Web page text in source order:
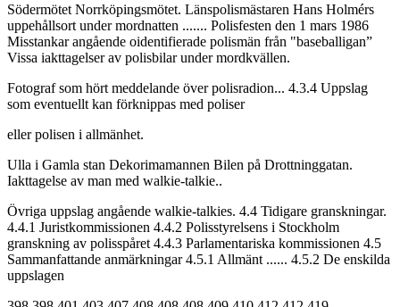
Södermötet Norrköpingsmötet. Länspolismästaren Hans Holmérs
uppehållsort under mordnatten ....... Polisfesten den 1 mars 1986
Misstankar angående oidentifierade polismän från "baseballigan”
Vissa iakttagelser av polisbilar under mordkvällen.
Fotograf som hört meddelande över polisradion... 4.3.4 Uppslag
som eventuellt kan förknippas med poliser
eller polisen i allmänhet.
Ulla i Gamla stan Dekorimamannen Bilen på Drottninggatan.
Iakttagelse av man med walkie-talkie..
Övriga uppslag angående walkie-talkies. 4.4 Tidigare granskningar.
4.4.1 Juristkommissionen 4.4.2 Polisstyrelsens i Stockholm
granskning av polisspåret 4.4.3 Parlamentariska kommissionen 4.5
Sammanfattande anmärkningar 4.5.1 Allmänt ...... 4.5.2 De enskilda
uppslagen